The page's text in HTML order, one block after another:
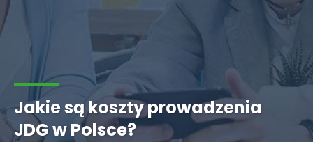
Jakie są koszty prowadzenia
JDG w Polsce?